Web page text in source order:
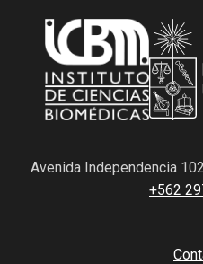
Avenida Independencia
+562